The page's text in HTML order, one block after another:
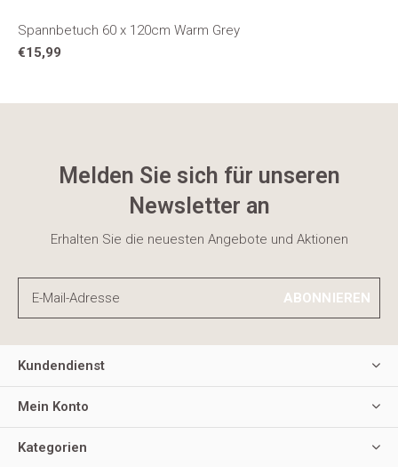
Spannbetuch 60 x 120cm Warm Grey
€15,99
Melden Sie sich für unseren
Newsletter an
Erhalten Sie die neuesten Angebote und Aktionen
ABONNIEREN
Kundendienst
Mein Konto
Kategorien